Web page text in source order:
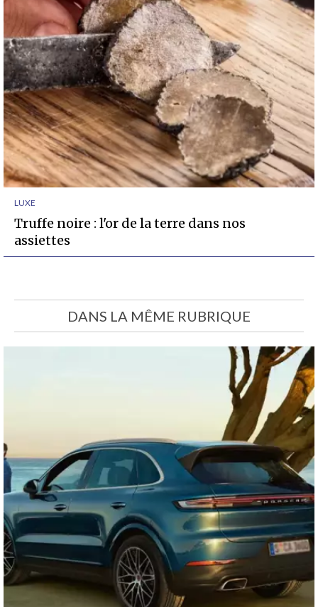
LUXE
Truffe noire : l'or de la terre dans nos
assiettes
DANS LA MÊME RUBRIQUE